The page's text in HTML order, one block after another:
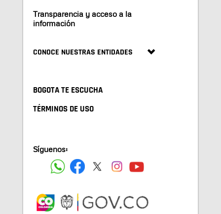
Transparencia y acceso a la
información
CONOCE NUESTRAS ENTIDADES
BOGOTA TE ESCUCHA
TÉRMINOS DE USO
Síguenos: